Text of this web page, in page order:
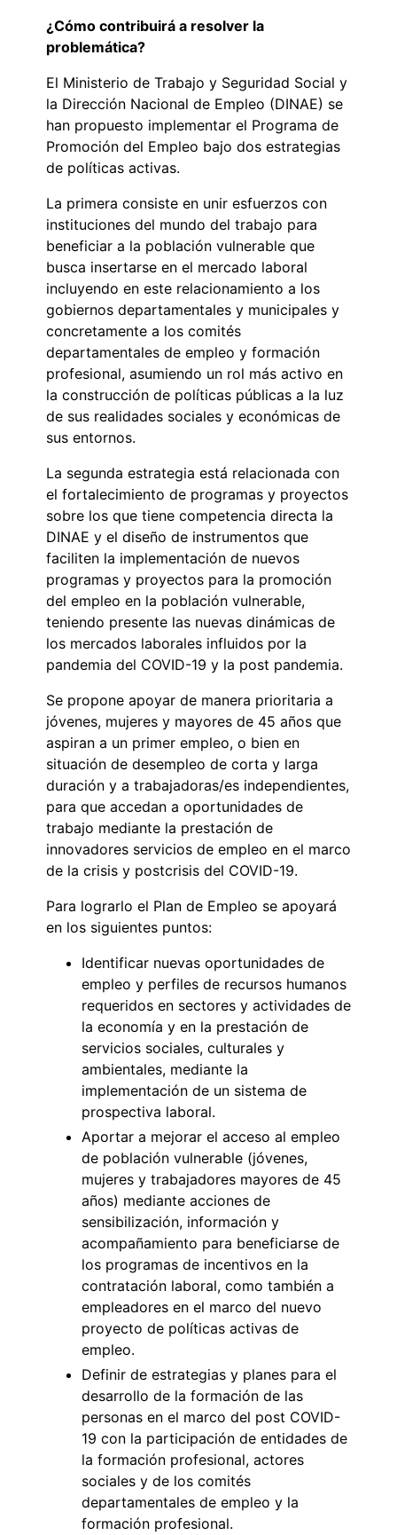
¿Cómo contribuirá a resolver la
problemática?
El Ministerio de Trabajo y Seguridad Social y
la Dirección Nacional de Empleo (DINAE) se
han propuesto implementar el Programa de
Promoción del Empleo bajo dos estrategias
de políticas activas.
La primera consiste en unir esfuerzos con
instituciones del mundo del trabajo para
beneficiar a la población vulnerable que
busca insertarse en el mercado laboral
incluyendo en este relacionamiento a los
gobiernos departamentales y municipales y
concretamente a los comités
departamentales de empleo y formación
profesional, asumiendo un rol más activo en
la construcción de políticas públicas a la luz
de sus realidades sociales y económicas de
sus entornos.
La segunda estrategia está relacionada con
el fortalecimiento de programas y proyectos
sobre los que tiene competencia directa la
DINAE y el diseño de instrumentos que
faciliten la implementación de nuevos
programas y proyectos para la promoción
del empleo en la población vulnerable,
teniendo presente las nuevas dinámicas de
los mercados laborales influidos por la
pandemia del COVID-19 y la post pandemia.
Se propone apoyar de manera prioritaria a
jóvenes, mujeres y mayores de 45 años que
aspiran a un primer empleo, o bien en
situación de desempleo de corta y larga
duración y a trabajadoras/es independientes,
para que accedan a oportunidades de
trabajo mediante la prestación de
innovadores servicios de empleo en el marco
de la crisis y postcrisis del COVID-19.
Para lograrlo el Plan de Empleo se apoyará
en los siguientes puntos:
Identificar nuevas oportunidades de
empleo y perfiles de recursos humanos
requeridos en sectores y actividades de
la economía y en la prestación de
servicios sociales, culturales y
ambientales, mediante la
implementación de un sistema de
prospectiva laboral.
Aportar a mejorar el acceso al empleo
de población vulnerable (jóvenes,
mujeres y trabajadores mayores de 45
años) mediante acciones de
sensibilización, información y
acompañamiento para beneficiarse de
los programas de incentivos en la
contratación laboral, como también a
empleadores en el marco del nuevo
proyecto de políticas activas de
empleo.
Definir de estrategias y planes para el
desarrollo de la formación de las
personas en el marco del post COVID-
19 con la participación de entidades de
la formación profesional, actores
sociales y de los comités
departamentales de empleo y la
formación profesional.